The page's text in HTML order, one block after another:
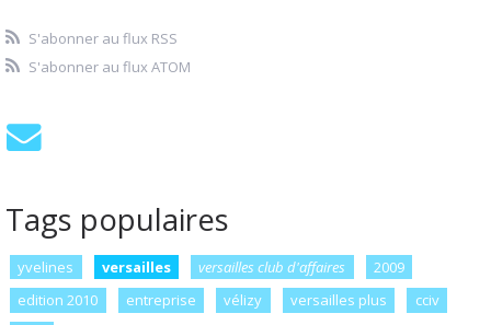
S'abonner au flux RSS
S'abonner au flux ATOM
Tags populaires
yvelines versailles versailles club d'affaires
2009
edition 2010
entreprise vélizy versailles plus
cciv